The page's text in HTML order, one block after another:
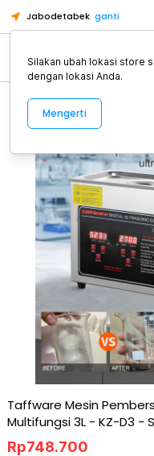
Jabodetabek ganti
Alat Kopi
Taffware Mesin
Multifungsi 3L - KZ-D3 -
Rp748.700
Silakan ubah lokasi store
dengan lokasi Anda.
Mengerti